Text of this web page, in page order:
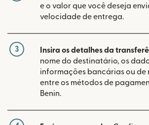
e o valor que você deseja
velocidade de entrega.
3 Insira os detalhes da
nome do destinatário, os
informações bancárias ou de
entre os métodos de
Benin.